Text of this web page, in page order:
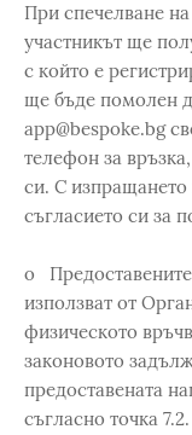
При спечелване на
участникът ще
с който е
ще бъде помолен
app@bespoke.bg
телефон за
си. С
съгласието си за
o
използват от
физическото
законовото
предоставената
съгласно точка 7.2.